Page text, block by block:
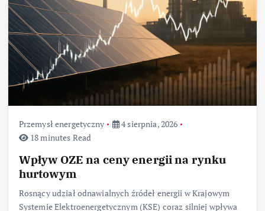
Przemysł energetyczny
4 sierpnia, 2026
18 minutes Read
Wpływ OZE na ceny energii na rynku
hurtowym
Rosnący udział odnawialnych źródeł energii w Krajowym
Systemie Elektroenergetycznym (KSE) coraz silniej wpływa